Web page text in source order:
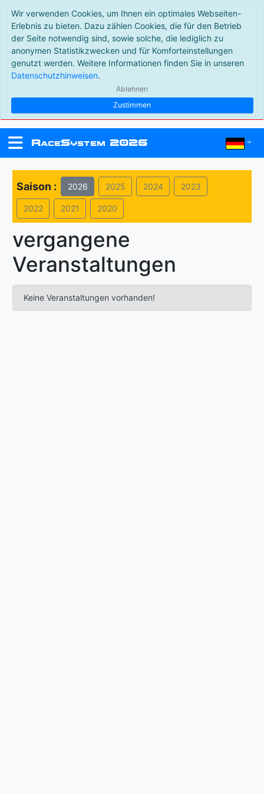
Wir verwenden Cookies, um Ihnen ein optimales Webseiten-
Erlebnis zu bieten. Dazu zählen Cookies, die für den Betrieb
der Seite notwendig sind, sowie solche, die lediglich zu
anonymen Statistikzwecken und für Komforteinstellungen
genutzt werden. Weitere Informationen finden Sie in unseren
Datenschutzhinweisen.
Ablehnen
Zustimmen
RaceSystem 2026
Saison : 2026 2025 2024 2023
2022 2021 2020
vergangene
Veranstaltungen
Keine Veranstaltungen vorhanden!